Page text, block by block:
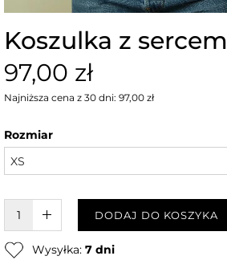
Koszulka z sercem
97,00 zł
Najniższa cena z 30 dni: 97,00 zł
Rozmiar
XS
W KOSZYKU :)DODAJ DO KOSZYKA
Wysyłka: 7 dni